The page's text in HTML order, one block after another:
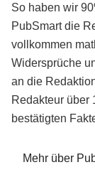
So haben wir
PubSmart die
vollkommen
Widersprüche
an die
Redakteur über
bestätigten
Mehr über